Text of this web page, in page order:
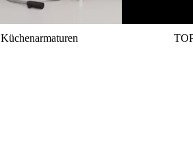
Küchenarmaturen